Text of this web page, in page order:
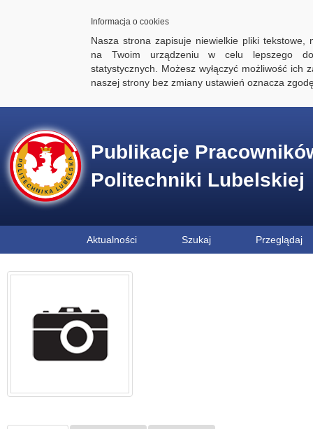
Informacja o cookies
Nasza strona zapisuje niewielkie pliki tekstowe,
na Twoim urządzeniu w celu lepszego
statystycznych. Możesz wyłączyć możliwość ich
naszej strony bez zmiany ustawień oznacza
Publikacje
Politechniki Lubelskiej
Aktualności Szukaj Przeglądaj